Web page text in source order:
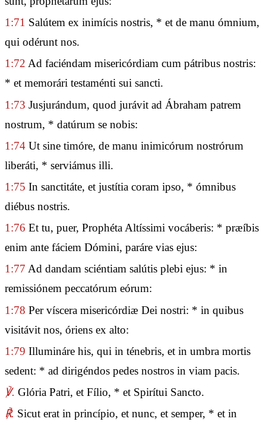
1:71 Salútem ex inimícis nostris, * et de manu ómnium,
qui odérunt nos.
1:72 Ad faciéndam misericórdiam cum pátribus nostris:
* et memorári testaménti sui sancti.
1:73 Jusjurándum, quod jurávit ad Ábraham patrem
nostrum, * datúrum se nobis:
1:74 Ut sine timóre, de manu inimicórum nostrórum
liberáti, * serviámus illi.
1:75 In sanctitáte, et justítia coram ipso, * ómnibus
diébus nostris.
1:76 Et tu, puer, Prophéta Altíssimi vocáberis: * præíbis
enim ante fáciem Dómini, paráre vias ejus:
1:77 Ad dandam sciéntiam salútis plebi ejus: * in
remissiónem peccatórum eórum:
1:78 Per víscera misericórdiæ Dei nostri: * in quibus
visitávit nos, óriens ex alto:
1:79 Illumináre his, qui in ténebris, et in umbra mortis
sedent: * ad dirigéndos pedes nostros in viam pacis.
℣. Glória Patri, et Fílio, * et Spirítui Sancto.
℟. Sicut erat in princípio, et nunc, et semper, * et in